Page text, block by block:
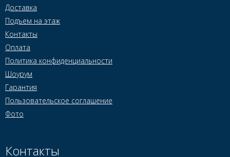
Доставка
Подъем на этаж
Контакты
Оплата
Политика конфиденциальности
Шоурум
Гарантия
Пользовательское соглашение
Фото
Контакты